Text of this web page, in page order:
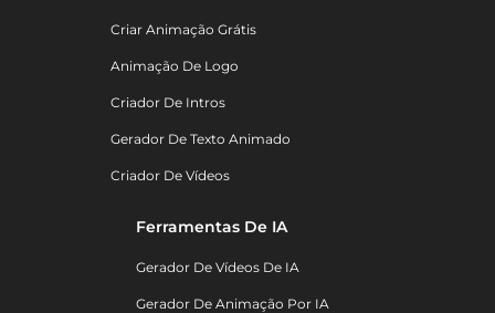
Criar Animação Grátis
Animação De Logo
Criador De Intros
Gerador De Texto Animado
Criador De Vídeos
Ferramentas De IA
Gerador De Vídeos De IA
Gerador De Animação Por IA